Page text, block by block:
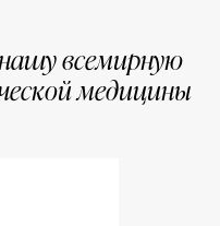
всемирную
медицины